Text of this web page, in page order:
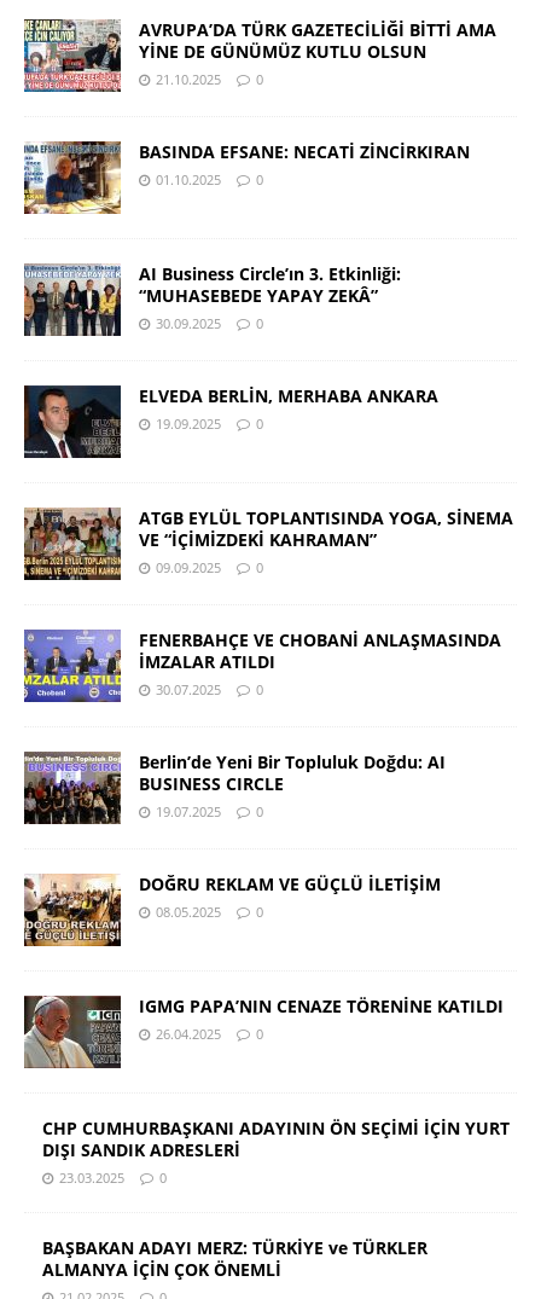
AVRUPA’DA TÜRK GAZETECİLİĞİ BİTTİ AMA
YİNE DE GÜNÜMÜZ KUTLU OLSUN
21.10.2025 0
BASINDA EFSANE: NECATİ ZİNCİRKIRAN
01.10.2025 0
AI Business Circle’ın 3. Etkinliği:
“MUHASEBEDE YAPAY ZEKÂ”
30.09.2025 0
ELVEDA BERLİN, MERHABA ANKARA
19.09.2025 0
ATGB EYLÜL TOPLANTISINDA YOGA, SİNEMA
VE “İÇİMİZDEKİ KAHRAMAN”
09.09.2025 0
FENERBAHÇE VE CHOBANİ ANLAŞMASINDA
İMZALAR ATILDI
30.07.2025 0
Berlin’de Yeni Bir Topluluk Doğdu: AI
BUSINESS CIRCLE
19.07.2025 0
DOĞRU REKLAM VE GÜÇLÜ İLETİŞİM
08.05.2025 0
IGMG PAPA’NIN CENAZE TÖRENİNE KATILDI
26.04.2025 0
CHP CUMHURBAŞKANI ADAYININ ÖN SEÇİMİ İÇİN YURT
DIŞI SANDIK ADRESLERİ
23.03.2025 0
BAŞBAKAN ADAYI MERZ: TÜRKİYE ve TÜRKLER
ALMANYA İÇİN ÇOK ÖNEMLİ